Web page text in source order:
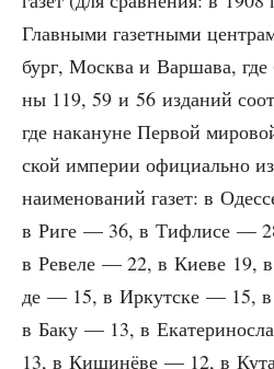
Глав­ны­ми газет­ны­ми
бург, Москва и Вар­ша­ва,
ны 119, 59 и 56 изда­ний
где нака­нуне Пер­вой
ской импе­рии офи­ци­аль­но
наиме­но­ва­ний газет: в
в Риге — 36, в Тифли­се —
в Реве­ле — 22, в Кие­ве 19,
де — 15, в Иркут­ске — 15,
в Баку — 13, в
13, в Киши­нё­ве — 12, в